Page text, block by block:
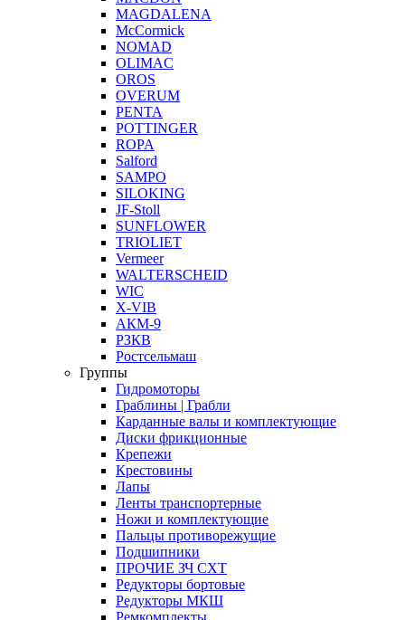
MAGDALENA
McCormick
NOMAD
OLIMAC
OROS
OVERUM
PENTA
POTTINGER
ROPA
Salford
SAMPO
SILOKING
JF-Stoll
SUNFLOWER
TRIOLIET
Vermeer
WALTERSCHEID
WIC
X-VIB
АКМ-9
РЗКВ
Ростсельмаш
Группы
Гидромоторы
Граблины | Грабли
Карданные валы и комплектующие
Диски фрикционные
Крепежи
Крестовины
Лапы
Ленты транспортерные
Ножи и комплектующие
Пальцы противорежущие
Подшипники
ПРОЧИЕ ЗЧ СХТ
Редукторы бортовые
Редукторы МКШ
Ремкомплекты